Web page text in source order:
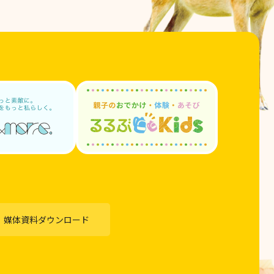
媒体資料ダウンロード